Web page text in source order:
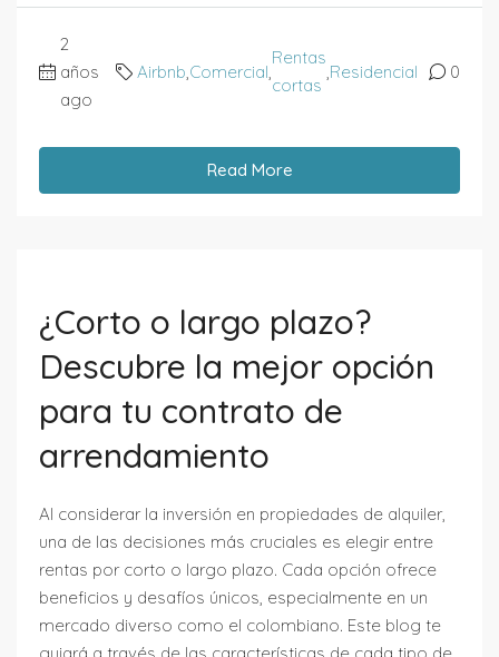
2
años
ago
Airbnb,Comercial,
Rentas
cortas
,Residencial 0
Read More
¿Corto o largo plazo?
Descubre la mejor opción
para tu contrato de
arrendamiento
Al considerar la inversión en propiedades de alquiler,
una de las decisiones más cruciales es elegir entre
rentas por corto o largo plazo. Cada opción ofrece
beneficios y desafíos únicos, especialmente en un
mercado diverso como el colombiano. Este blog te